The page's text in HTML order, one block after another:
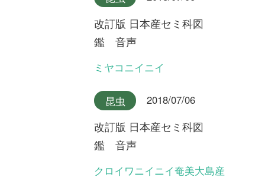
有料会員利用規約｜お問い合わせ プライバ
シーについて
特定商取引法に基づく表示 ｜ 運営会社 ｜インプレスグル
ープ